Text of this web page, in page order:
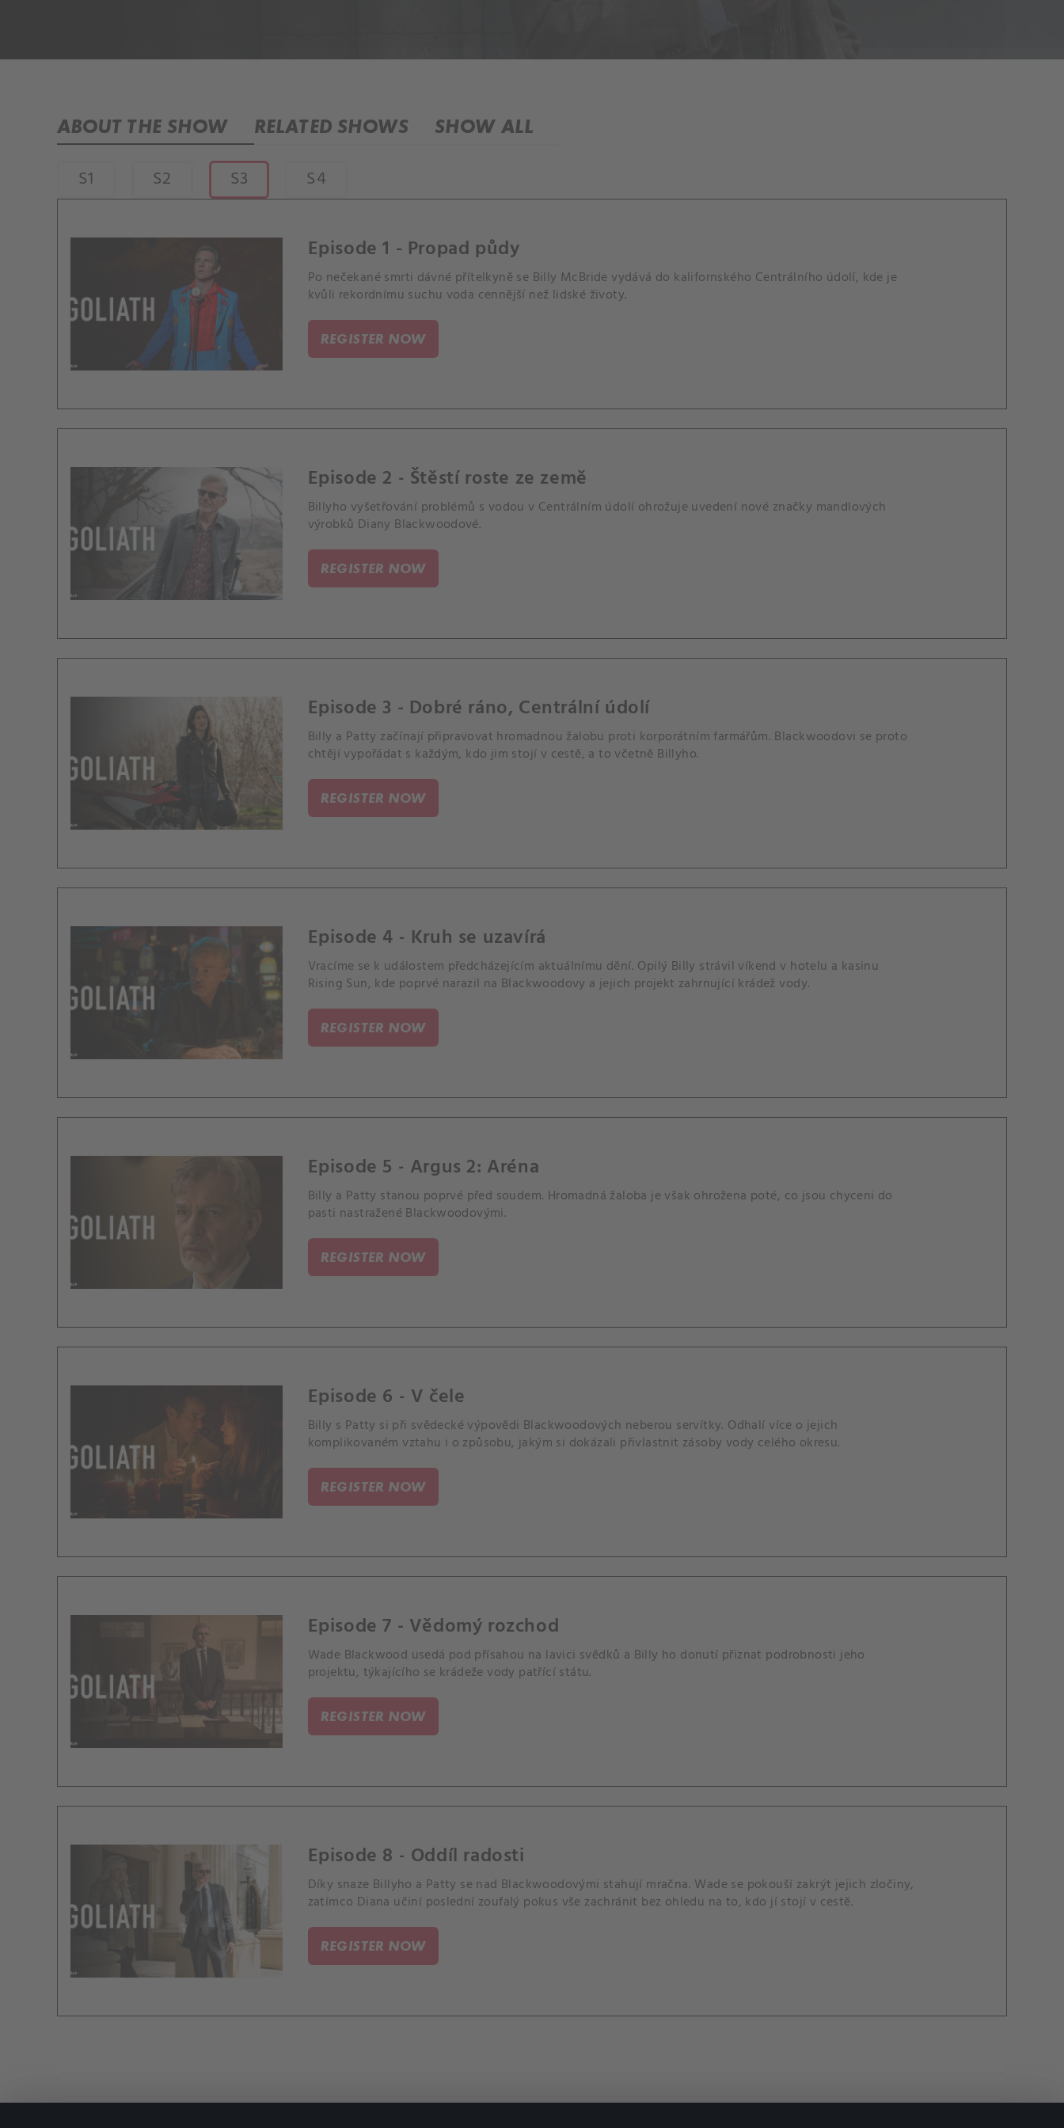
ABOUT THE SHOW RELATED SHOWS SHOW ALL
S1 S2 S3 S4
Episode 1 - Propad půdy
Po nečekané smrti dávné přítelkyně se Billy McBride vydává do kalifornského Centrálního údolí, kde je
kvůli rekordnímu suchu voda cennější než lidské životy.
REGISTER NOW
Episode 2 - Štěstí roste ze země
Billyho vyšetřování problémů s vodou v Centrálním údolí ohrožuje uvedení nové značky mandlových
výrobků Diany Blackwoodové.
REGISTER NOW
Episode 3 - Dobré ráno, Centrální údolí
Billy a Patty začínají připravovat hromadnou žalobu proti korporátním farmářům. Blackwoodovi se proto
chtějí vypořádat s každým, kdo jim stojí v cestě, a to včetně Billyho.
REGISTER NOW
Episode 4 - Kruh se uzavírá
Vracíme se k událostem předcházejícím aktuálnímu dění. Opilý Billy strávil víkend v hotelu a kasinu
Rising Sun, kde poprvé narazil na Blackwoodovy a jejich projekt zahrnující krádež vody.
REGISTER NOW
Episode 5 - Argus 2: Aréna
Billy a Patty stanou poprvé před soudem. Hromadná žaloba je však ohrožena poté, co jsou chyceni do
pasti nastražené Blackwoodovými.
REGISTER NOW
Episode 6 - V čele
Billy s Patty si při svědecké výpovědi Blackwoodových neberou servítky. Odhalí více o jejich
komplikovaném vztahu i o způsobu, jakým si dokázali přivlastnit zásoby vody celého okresu.
REGISTER NOW
Episode 7 - Vědomý rozchod
Wade Blackwood usedá pod přísahou na lavici svědků a Billy ho donutí přiznat podrobnosti jeho
projektu, týkajícího se krádeže vody patřící státu.
REGISTER NOW
Episode 8 - Oddíl radosti
Díky snaze Billyho a Patty se nad Blackwoodovými stahují mračna. Wade se pokouší zakrýt jejich zločiny,
zatímco Diana učiní poslední zoufalý pokus vše zachránit bez ohledu na to, kdo jí stojí v cestě.
REGISTER NOW